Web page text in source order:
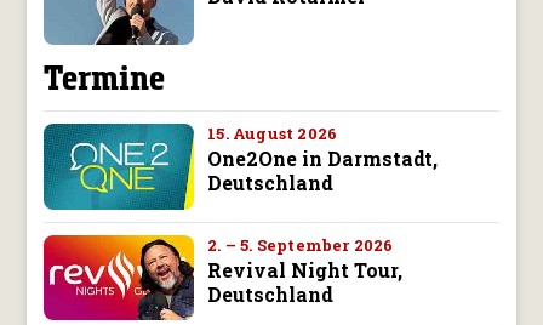
Termine
15. August 2026
One2One in Darmstadt,
Deutschland
2. – 5. September 2026
Revival Night Tour,
Deutschland